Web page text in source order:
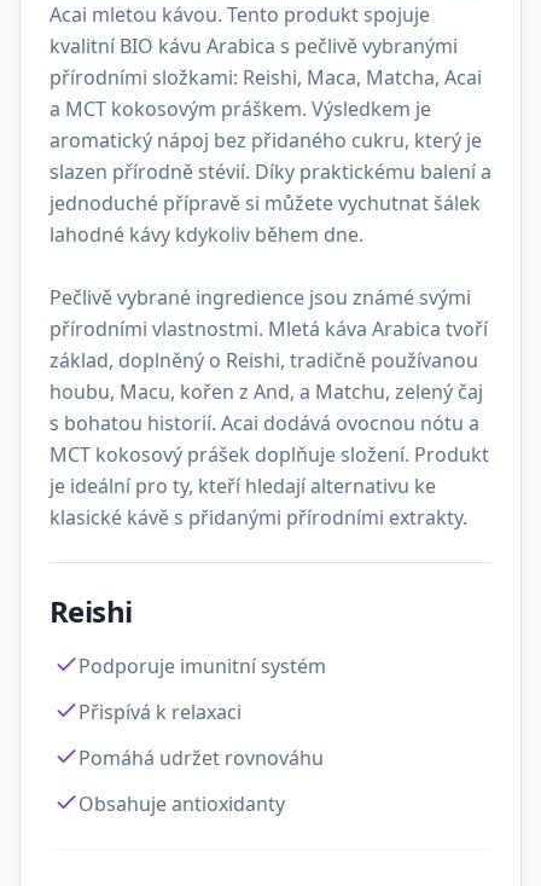
Acai mletou kávou. Tento produkt spojuje
kvalitní BIO kávu Arabica s pečlivě vybranými
přírodními složkami: Reishi, Maca, Matcha, Acai
a MCT kokosovým práškem. Výsledkem je
aromatický nápoj bez přidaného cukru, který je
slazen přírodně stévií. Díky praktickému balení a
jednoduché přípravě si můžete vychutnat šálek
lahodné kávy kdykoliv během dne.
Pečlivě vybrané ingredience jsou známé svými
přírodními vlastnostmi. Mletá káva Arabica tvoří
základ, doplněný o Reishi, tradičně používanou
houbu, Macu, kořen z And, a Matchu, zelený čaj
s bohatou historií. Acai dodává ovocnou nótu a
MCT kokosový prášek doplňuje složení. Produkt
je ideální pro ty, kteří hledají alternativu ke
klasické kávě s přidanými přírodními extrakty.
Reishi
Podporuje imunitní systém
Přispívá k relaxaci
Pomáhá udržet rovnováhu
Obsahuje antioxidanty